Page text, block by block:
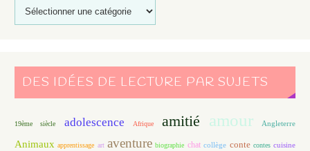
DES IDÉES DE LECTURE PAR SUJETS
19ème siècle adolescence Afrique amitié amour Angleterre
Animaux apprentissage art aventure biographie chat collège conte contes cuisine